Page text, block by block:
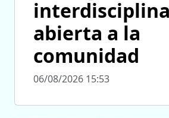
abierta a la
comunidad
06/08/2026 15:53